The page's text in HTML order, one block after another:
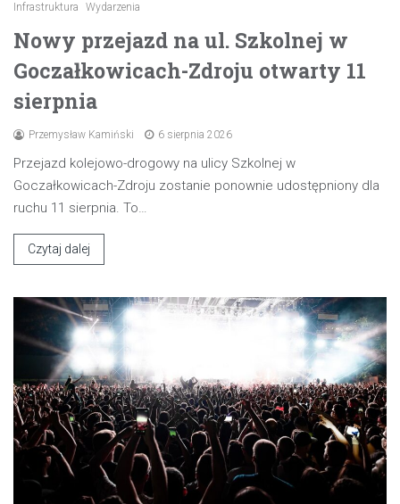
Infrastruktura Wydarzenia
Nowy przejazd na ul. Szkolnej w
Goczałkowicach-Zdroju otwarty 11
sierpnia
Przemysław Kamiński 6 sierpnia 2026
Przejazd kolejowo-drogowy na ulicy Szkolnej w
Goczałkowicach-Zdroju zostanie ponownie udostępniony dla
ruchu 11 sierpnia. To…
Czytaj dalej